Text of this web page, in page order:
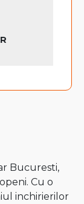
Bucuresti,
Cu o
inchirierilor